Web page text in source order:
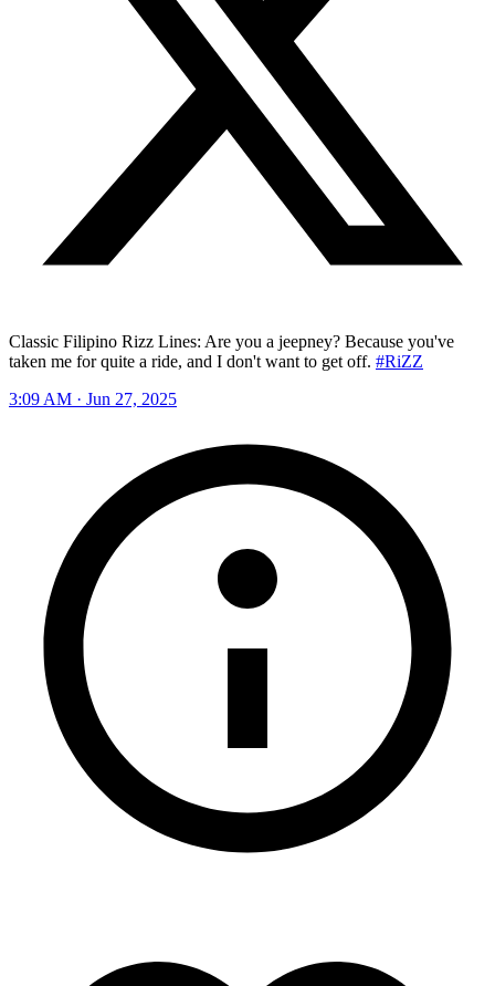
Classic Filipino Rizz Lines: Are you a jeepney? Because you've
taken me for quite a ride, and I don't want to get off. #RiZZ
3:09 AM · Jun 27, 2025